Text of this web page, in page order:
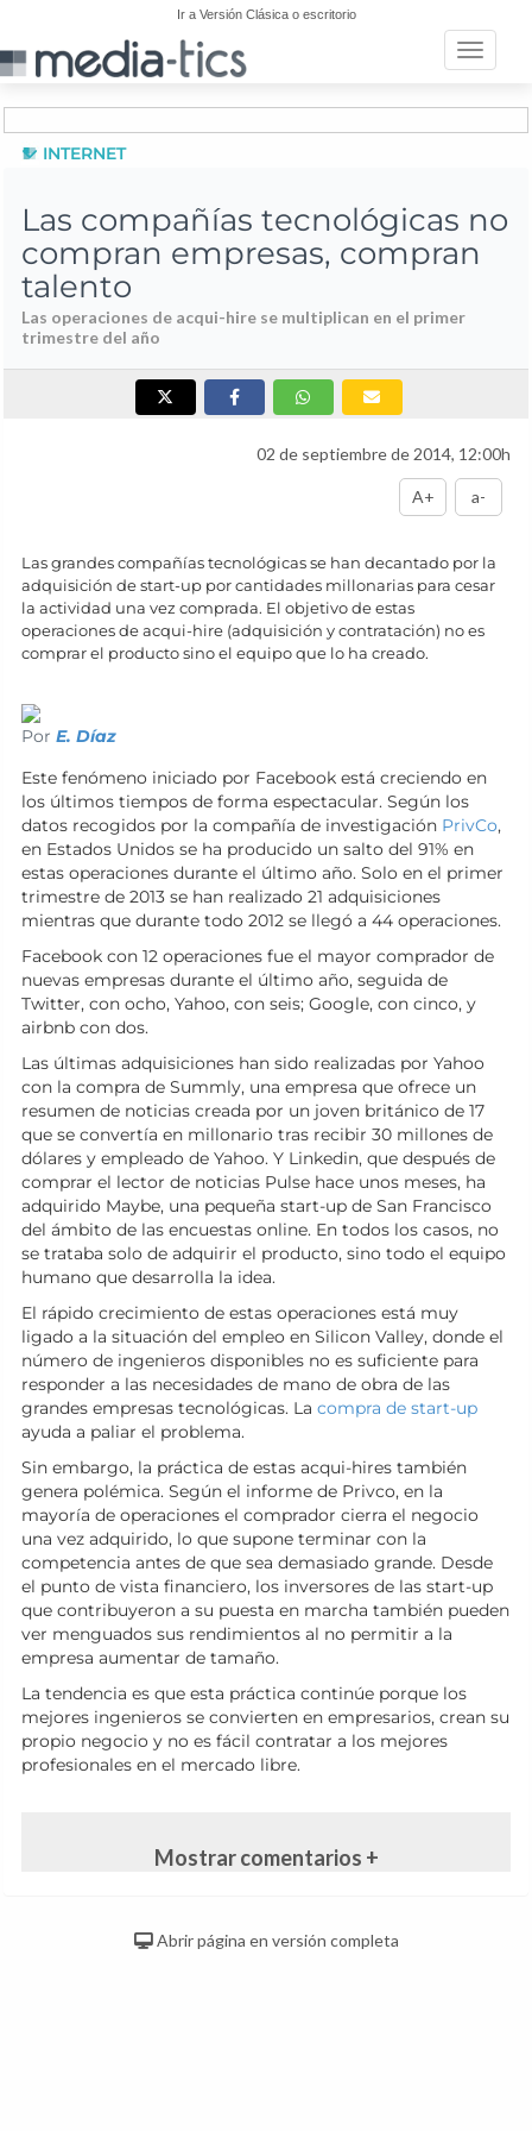
Ir a Versión Clásica o escritorio
Toggle
INTERNET
Las compañías tecnológicas no
compran empresas, compran
talento
Las operaciones de acqui-hire se multiplican en el primer
trimestre del año
02 de septiembre de 2014, 12:00h
A+ a-
Las grandes compañías tecnológicas se han decantado por la
adquisición de start-up por cantidades millonarias para cesar
la actividad una vez comprada. El objetivo de estas
operaciones de acqui-hire (adquisición y contratación) no es
comprar el producto sino el equipo que lo ha creado.
Por E. Díaz
Este fenómeno iniciado por Facebook está creciendo en
los últimos tiempos de forma espectacular. Según los
datos recogidos por la compañía de investigación PrivCo,
en Estados Unidos se ha producido un salto del 91% en
estas operaciones durante el último año. Solo en el primer
trimestre de 2013 se han realizado 21 adquisiciones
mientras que durante todo 2012 se llegó a 44 operaciones.
Facebook con 12 operaciones fue el mayor comprador de
nuevas empresas durante el último año, seguida de
Twitter, con ocho, Yahoo, con seis; Google, con cinco, y
airbnb con dos.
Las últimas adquisiciones han sido realizadas por Yahoo
con la compra de Summly, una empresa que ofrece un
resumen de noticias creada por un joven británico de 17
que se convertía en millonario tras recibir 30 millones de
dólares y empleado de Yahoo. Y Linkedin, que después de
comprar el lector de noticias Pulse hace unos meses, ha
adquirido Maybe, una pequeña start-up de San Francisco
del ámbito de las encuestas online. En todos los casos, no
se trataba solo de adquirir el producto, sino todo el equipo
humano que desarrolla la idea.
El rápido crecimiento de estas operaciones está muy
ligado a la situación del empleo en Silicon Valley, donde el
número de ingenieros disponibles no es suficiente para
responder a las necesidades de mano de obra de las
grandes empresas tecnológicas. La compra de start-up
ayuda a paliar el problema.
Sin embargo, la práctica de estas acqui-hires también
genera polémica. Según el informe de Privco, en la
mayoría de operaciones el comprador cierra el negocio
una vez adquirido, lo que supone terminar con la
competencia antes de que sea demasiado grande. Desde
el punto de vista financiero, los inversores de las start-up
que contribuyeron a su puesta en marcha también pueden
ver menguados sus rendimientos al no permitir a la
empresa aumentar de tamaño.
La tendencia es que esta práctica continúe porque los
mejores ingenieros se convierten en empresarios, crean su
propio negocio y no es fácil contratar a los mejores
profesionales en el mercado libre.
Mostrar comentarios +
Abrir página en versión completa